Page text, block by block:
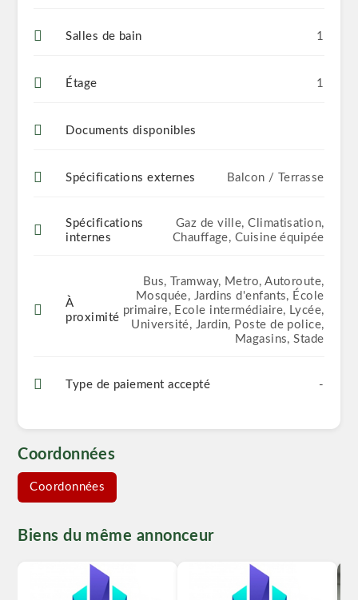
Salles de bain 1
Étage 1
Documents disponibles
Spécifications externes Balcon / Terrasse
Spécifications
internes
Gaz de ville, Climatisation,
Chauffage, Cuisine équipée
À
proximité
Bus, Tramway, Metro, Autoroute,
Mosquée, Jardins d'enfants, École
primaire, Ecole intermédiaire, Lycée,
Université, Jardin, Poste de police,
Magasins, Stade
Type de paiement accepté -
Coordonnées
Coordonnées
Biens du même annonceur